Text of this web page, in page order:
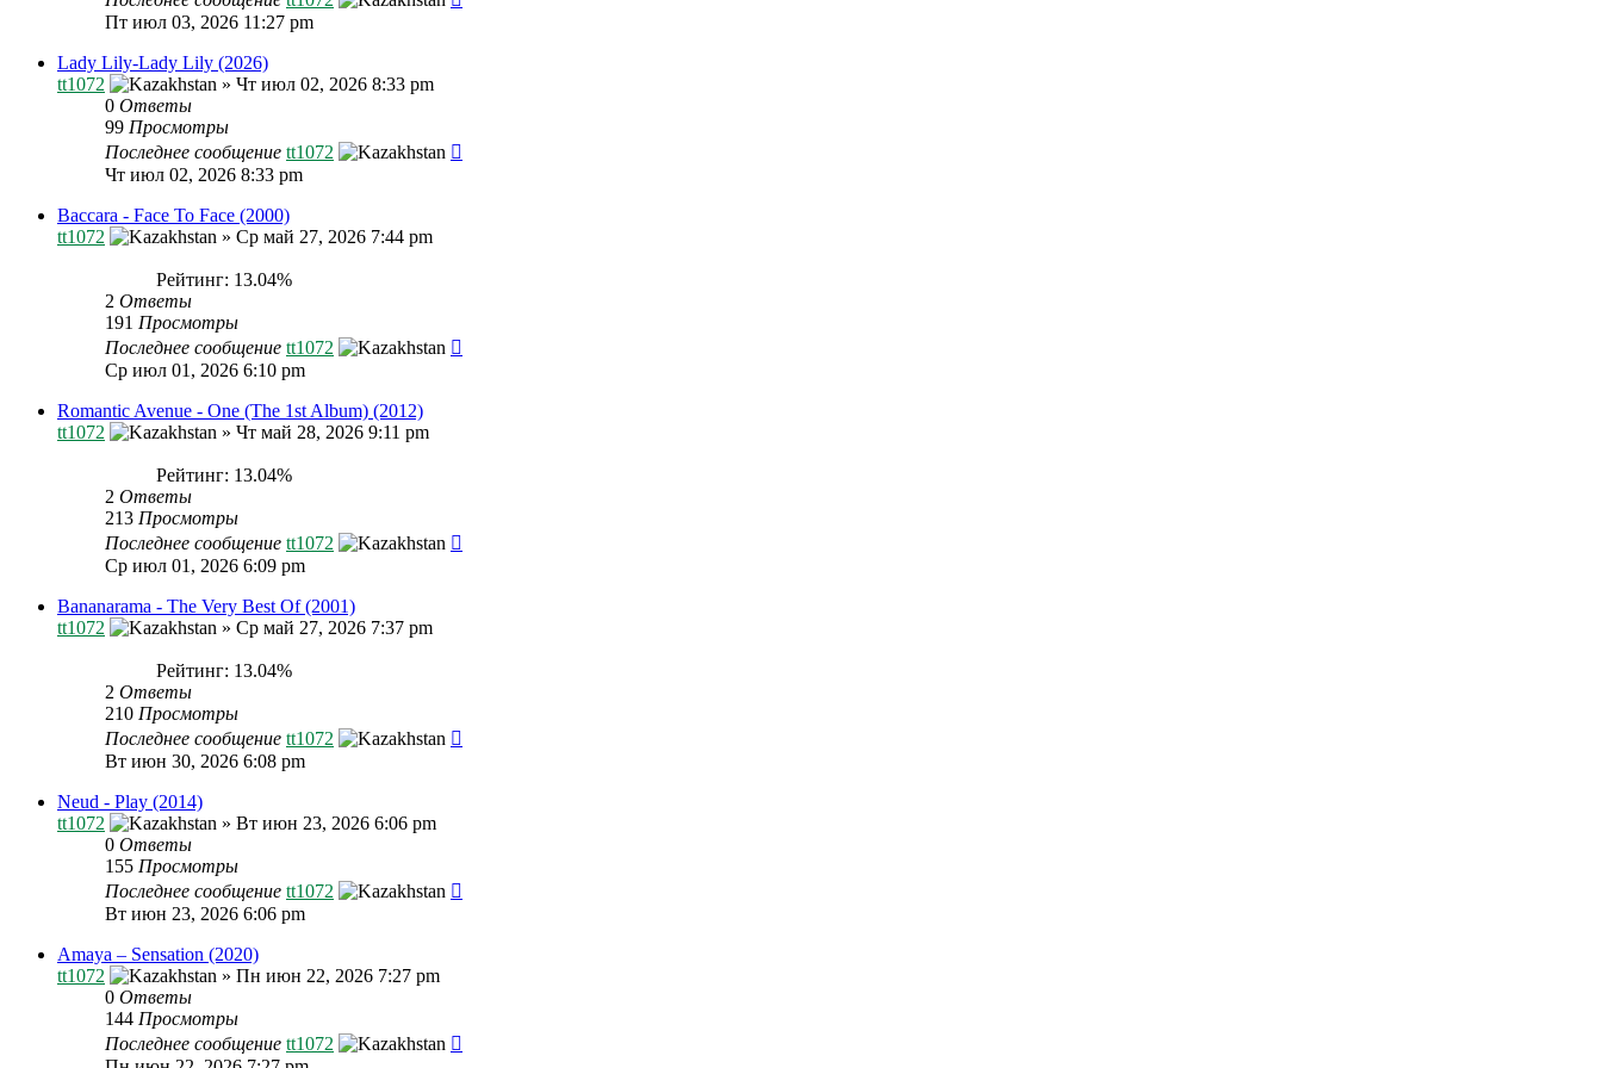
Пт июл 03, 2026 11:27 pm
Lady Lily-Lady Lily (2026)
tt1072
» Чт июл 02, 2026 8:33 pm
0 Ответы
99 Просмотры
Последнее сообщение tt1072
Чт июл 02, 2026 8:33 pm
Baccara - Face To Face (2000)
tt1072
» Ср май 27, 2026 7:44 pm
Рейтинг: 13.04%
2 Ответы
191 Просмотры
Последнее сообщение tt1072
Ср июл 01, 2026 6:10 pm
Romantic Avenue - One (The 1st Album) (2012)
tt1072
» Чт май 28, 2026 9:11 pm
Рейтинг: 13.04%
2 Ответы
213 Просмотры
Последнее сообщение tt1072
Ср июл 01, 2026 6:09 pm
Bananarama - The Very Best Of (2001)
tt1072
» Ср май 27, 2026 7:37 pm
Рейтинг: 13.04%
2 Ответы
210 Просмотры
Последнее сообщение tt1072
Вт июн 30, 2026 6:08 pm
Neud - Play (2014)
tt1072
» Вт июн 23, 2026 6:06 pm
0 Ответы
155 Просмотры
Последнее сообщение tt1072
Вт июн 23, 2026 6:06 pm
Amaya – Sensation (2020)
tt1072
» Пн июн 22, 2026 7:27 pm
0 Ответы
144 Просмотры
Последнее сообщение tt1072